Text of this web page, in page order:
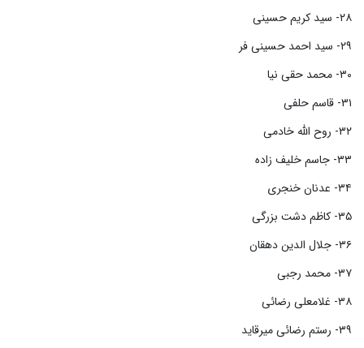
۲۸- سید کریم حسینی
۲۹- سید احمد حسینی فر
۳۰- محمد حقی نیا
۳۱- قاسم حلفی
۳۲- روح الله خادمی
۳۳- جاسم خلیف زاده
۳۴- عدنان خنجری
۳۵- کاظم دشت بزرگی
۳۶- جلال الدین دهقان
۳۷- محمد رجبی
۳۸- غلامعلی رضائی
۳۹- رستم رضائی میرقاید